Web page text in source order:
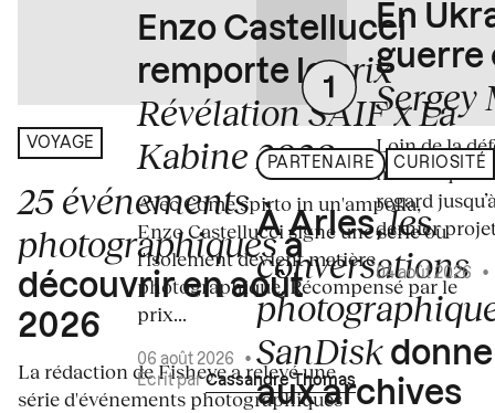
VOYAGE
25 événements
photographiquesà
découvrir en août
2026
La rédaction de Fisheye a relevé une
série d'événements photographiques
Enzo Castellucci
remporte leprix
Révélation SAIF x La
Kabine 2026
Avec Come spirto in un'ampolla,
Enzo Castellucci signe une série où
l'isolement devient matière
photographique. Récompensé par le
prix...
06 août 2026
•
Écrit parCassandre Thomas
PARTENAIRE CURIOSITÉ
À Arles,les
conversations
SanDisk
aux archives
En
guerre
Loin de la
médiatiques
regard
dernier
04 août 2026 •